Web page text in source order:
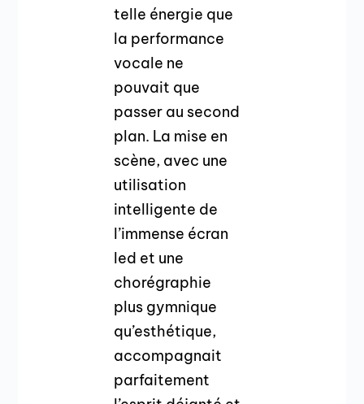
telle énergie que
la performance
vocale ne
pouvait que
passer au second
plan. La mise en
scène, avec une
utilisation
intelligente de
l’immense écran
led et une
chorégraphie
plus gymnique
qu’esthétique,
accompagnait
parfaitement